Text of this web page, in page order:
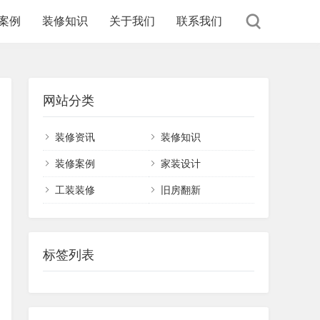
例 装修知识 关于我们 联系我们
网站分类
装修资讯 装修知识
装修案例 家装设计
工装装修 旧房翻新
标签列表